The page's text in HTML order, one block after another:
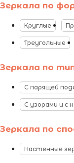
Зеркала по
Круглые
Треугольные
Зеркала по
С парящей
С узорами и с
Зеркала по
Настенные